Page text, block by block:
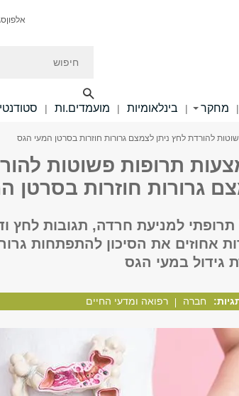
אלפון
| מחקר | בינלאומיות | מועמדים.ות |
להורדת לחץ ניתן לצמצם גרורות חוזרות בסרטן המעי הגס
תרופות פשוטות
גרורות חוזרות בסרטן
תרופתי למניעת חרדה, תגובות לחץ
אחוזים את הסיכון להתפתחות
גידול במעי הגס
חברה רפואה ומדעי החיים